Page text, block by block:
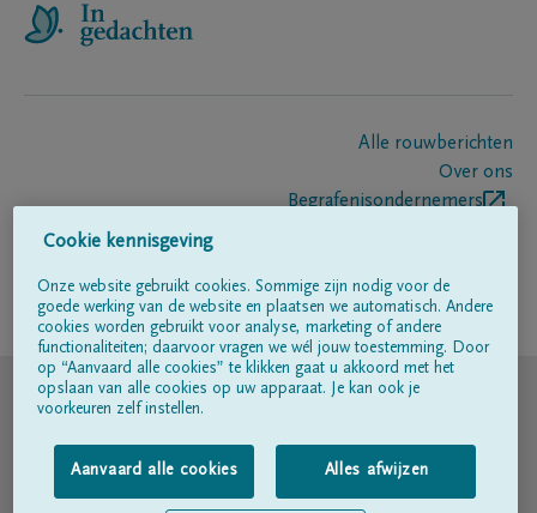
Alle rouwberichten
Over ons
Begrafenisondernemers
Volg ons op
© DELA
Gebruiksvoorwaarden
Privacyverklaring
Cookie kennisgeving
Onze website gebruikt cookies. Sommige zijn nodig voor de
goede werking van de website en plaatsen we automatisch. Andere
cookies worden gebruikt voor analyse, marketing of andere
functionaliteiten; daarvoor vragen we wél jouw toestemming. Door
op “Aanvaard alle cookies” te klikken gaat u akkoord met het
opslaan van alle cookies op uw apparaat. Je kan ook je
voorkeuren zelf instellen.
Aanvaard alle cookies Alles afwijzen